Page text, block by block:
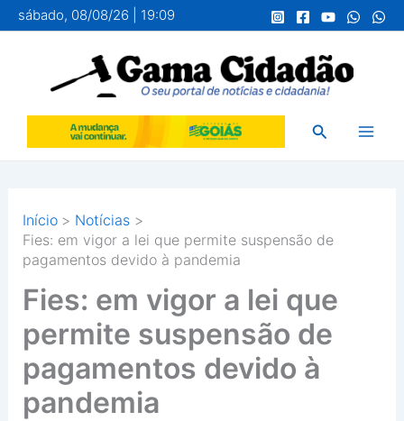
para
conteúdo
sábado, 08/08/26 | 19:09
Pesquisar
Início
Notícias
Fies: em vigor a lei que permite suspensão de
pagamentos devido à pandemia
Fies: em vigor a lei que
permite suspensão de
pagamentos devido à
pandemia